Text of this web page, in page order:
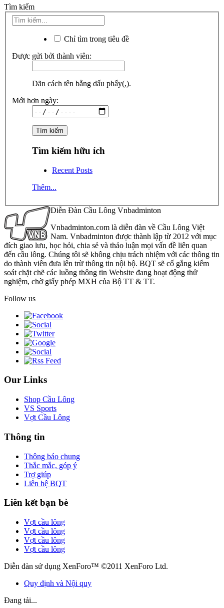
Tìm kiếm
Chỉ tìm trong tiêu đề
Được gửi bởi thành viên:
Dãn cách tên bằng dấu phẩy(,).
Mới hơn ngày:
Tìm kiếm hữu ích
Recent Posts
Thêm...
Diễn Đàn Cầu Lông Vnbadminton
Vnbadminton.com là diễn đàn về Cầu Lông Việt
Nam. Vnbadminton được thành lập từ 2012 với mục
đích giao lưu, học hỏi, chia sẻ và thảo luận mọi vấn đề liên quan
đến cầu lông. Chúng tôi sẽ không chịu trách nhiệm với các thông tin
do thành viên đưa lên trừ thông tin nội bộ. BQT sẽ cố gắng kiểm
soát chặt chẽ các luồng thông tin Website đang hoạt động thử
nghiệm, chờ giấy phép MXH của Bộ TT & TT.
Follow us
Our Links
Shop Cầu Lông
VS Sports
Vợt Cầu Lông
Thông tin
Thông báo chung
Thắc mắc, góp ý
Trợ giúp
Liên hệ BQT
Liên kết bạn bè
Vợt cầu lông
Vợt cầu lông
Vợt cầu lông
Vợt cầu lông
Diễn đàn sử dụng XenForo™ ©2011 XenForo Ltd.
Quy định và Nội quy
Đang tải...